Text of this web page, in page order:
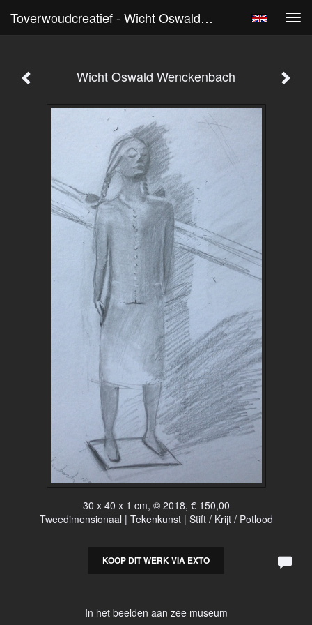
Toverwoudcreatief - Wicht Oswald Wenckenbach
Wicht Oswald Wenckenbach
30 x 40 x 1 cm, © 2018, € 150,00
Tweedimensionaal | Tekenkunst | Stift / Krijt / Potlood
KOOP DIT WERK VIA EXTO
In het beelden aan zee museum